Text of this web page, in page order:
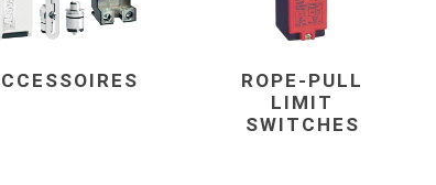
ROPE-PULL
LIMIT
SWITCHES